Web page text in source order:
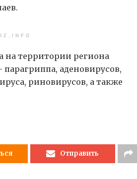
на территории региона
аденовирусов,
риновирусов, а также
Отправить